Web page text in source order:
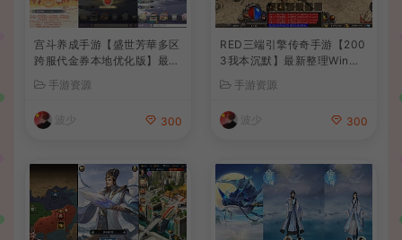
宫斗养成手游【盛世芳華多区
跨服代金券本地优化版】最新
手工服务端+CDK授权后台
+安卓+详细搭建教程
手游资源
波少 300
RED三端引擎传奇手游【200
3我本沉默】最新整理Win系
细搭建教程
手游资源
波少 300